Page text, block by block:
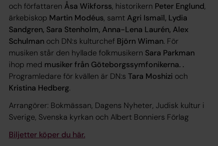
och författaren Åsa Wikforss, historikern Peter Englund,
ärkebiskop Martin Modéus, samtAgri Ismaïl, Lydia
Sandgren, Sara Stenholm, Anna-Lena Laurén, Alex
Schulman och DN:s kulturchef Björn Wiman. För
musiken står den hyllade folkmusikern Sara Parkman
ihop med musiker från Göteborgssymfonikerna. .
Programledare för kvällen är DN:s Tara Moshizi och
Kristina Hedberg.
Arrangörer: Bokmässan, Dagens Nyheter, Judisk kultur i
Sverige, Svenska kyrkan och Albert Bonniers Förlag
Biljetter köper du här.